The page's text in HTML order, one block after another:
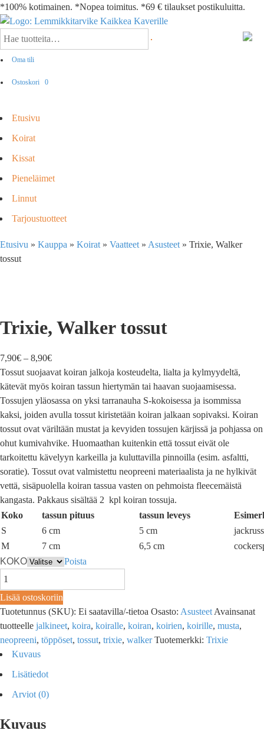
*100% kotimainen. *Nopea toimitus. *69 € tilaukset postikuluitta.
Oma tili
Ostoskori 0
Etusivu
Koirat
Kissat
Pieneläimet
Linnut
Tarjoustuotteet
Etusivu » Kauppa » Koirat » Vaatteet » Asusteet » Trixie, Walker
tossut
Trixie, Walker tossut
7,90€ – 8,90€
Tossut suojaavat koiran jalkoja kosteudelta, lialta ja kylmyydeltä,
kätevät myös koiran tassun hiertymän tai haavan suojaamisessa.
Tossujen yläosassa on yksi tarranauha S-kokoisessa ja isommissa
kaksi, joiden avulla tossut kiristetään koiran jalkaan sopivaksi. Koiran
tossut ovat väriltään mustat ja kevyiden tossujen kärjissä ja pohjassa on
ohut kumivahvike. Huomaathan kuitenkin että tossut eivät ole
tarkoitettu kävelyyn karkeilla ja kuluttavilla pinnoilla (esim. asfaltti,
soratie). Tossut ovat valmistettu neopreeni materiaalista ja ne hylkivät
vettä, sisäpuolella koiran tassua vasten on pehmoista fleecemäistä
kangasta. Pakkaus sisältää 2 kpl koiran tossuja.
Koko
tassun pituus tassun leveys
S
6 cm 5 cm
M
7 cm 6,5 cm
KOKO
Poista
Lisää ostoskoriin
Tuotetunnus (SKU): Ei saatavilla/-tietoa Osasto: Asusteet Avainsanat
tuotteelle jalkineet, koira, koiralle, koiran, koirien, koirille, musta,
neopreeni, töppöset, tossut, trixie, walker Tuotemerkki: Trixie
Kuvaus
Lisätiedot
Arviot (0)
Kuvaus